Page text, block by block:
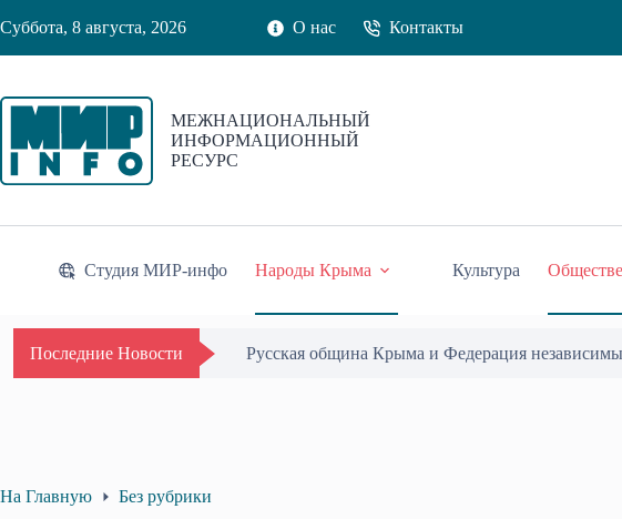
к
Суббота, 8 августа, 2026 О нас Контакты
МЕЖНАЦИОНАЛЬНЫЙ
ИНФОРМАЦИОННЫЙ
РЕСУРС
Студия МИР-инфо Народы Крыма Культура
Последние Новости Русская община Крыма и Федерация
На Главную Без рубрики